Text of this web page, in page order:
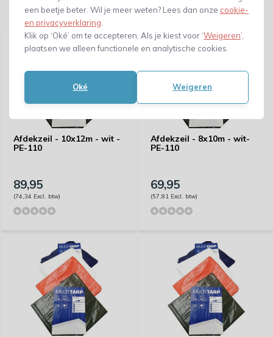
een beetje beter. Wil je meer weten? Lees dan onze cookie-
en privacyverklaring
Klik op ‘Oké’ om te accepteren. Als je kiest voor ‘Weigeren’,
plaatsen we alleen functionele en analytische cookies.
Oké Weigeren
Gerelateerde producten
Afdekzeil - 10x12m - wit -
PE-110
89,95
(74,34 Excl. btw)
Afdekzeil - 8x10m - wit-
PE-110
69,95
(57,81 Excl. btw)